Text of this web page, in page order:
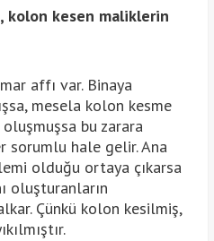
kolon kesen maliklerin
affı var. Binaya
mesela kolon kesme
bu zarara
sorumlu hale gelir. Ana
olduğu ortaya çıkarsa
oluşturanların
Çünkü kolon kesilmiş,